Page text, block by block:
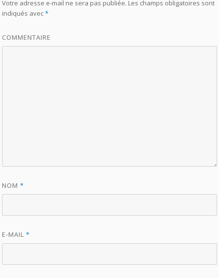
Votre adresse e-mail ne sera pas publiée. Les champs obligatoires sont
indiqués avec*
COMMENTAIRE
NOM*
E-MAIL*